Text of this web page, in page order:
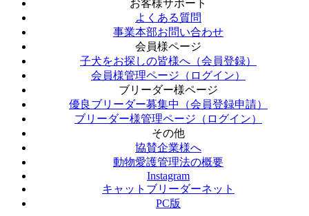
お客様サポート
よくある質問
事業本部お問い合わせ
会員様ページ
子犬をお探しの皆様へ（会員登録）
会員様管理ページ（ログイン）
ブリーダー様ページ
優良ブリーダー募集中（会員登録申請）
ブリーダー様管理ページ（ログイン）
その他
協賛企業様へ
動物愛護管理法の概要
Instagram
キャットブリーダーネット
PC版